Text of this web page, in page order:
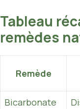
Tableau
remèdes
Remède
Bicarbonate